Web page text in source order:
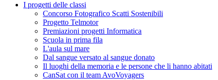
I progetti delle classi
Concorso Fotografico Scatti Sostenibili
Progetto Telmotor
Premiazioni progetti Informatica
Scuola in prima fila
L'aula sul mare
Dal sangue versato al sangue donato
Il luoghi della memoria e le persone che li hanno abitati
CanSat con il team AvoVoyagers